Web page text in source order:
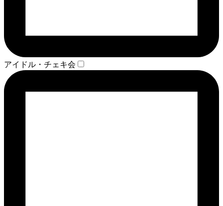
アイドル・チェキ会